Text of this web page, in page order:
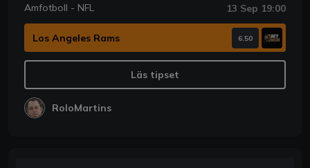
Amfotboll - NFL 13 Sep 19:00
Los Angeles Rams 6.50
Läs tipset
RoloMartins